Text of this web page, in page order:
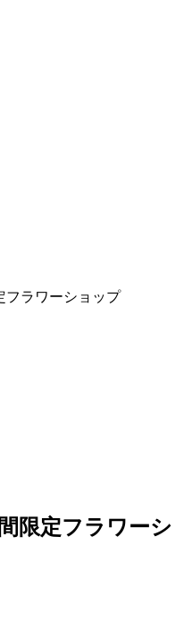
フラワーショップ
限定フラワーシ